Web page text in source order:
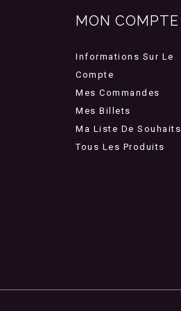
MON COMPTE
Informations Sur Le
Compte
Mes Commandes
Mes Billets
Ma Liste De Souhaits
Tous Les Produits